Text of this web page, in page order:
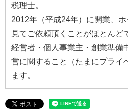
税理士。
2012年（平成24年）に開業、
見てご依頼頂くことがほとんど
経営者・個人事業主・創業準備
営に関すること（たまにプライ
ます。